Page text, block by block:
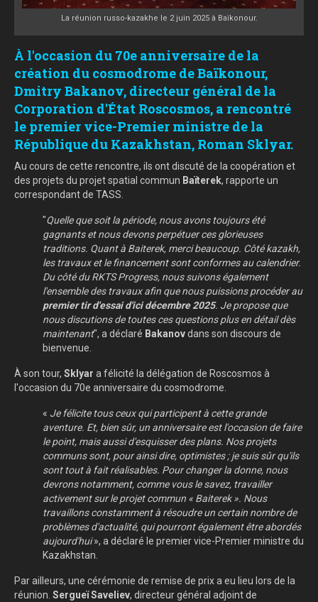
La réunion russo-kazakhe le 2 juin 2025 à Baïkonour.
À l'occasion du 70e anniversaire de la
création du cosmodrome de Baïkonour,
Dmitry Bakanov, directeur général de la
Corporation d'État Roscosmos, a rencontré
le premier vice-Premier ministre de la
République du Kazakhstan, Roman Sklyar.
Au cours de cette rencontre, ils ont discuté de la coopération et
des projets du projet spatial commun Baïterek, rapporte un
correspondant de TASS.
"Quelle que soit la période, nous avons toujours été
gagnants et nous devons perpétuer ces glorieuses
traditions. Quant à Baiterek, merci beaucoup. Côté kazakh,
les travaux et le financement sont conformes au calendrier.
Du côté du RKTS Progress, nous suivons également
l'ensemble des travaux afin que nous puissions procéder au
premier tir d'essai d'ici décembre 2025. Je propose que
nous discutions de toutes ces questions plus en détail dès
maintenant", a déclaré Bakanovdans son discours de
bienvenue.
À son tour, Sklyar a félicité la délégation de Roscosmos à
l'occasion du 70e anniversaire du cosmodrome.
« Je félicite tous ceux qui participent à cette grande
aventure. Et, bien sûr, un anniversaire est l'occasion de faire
le point, mais aussi d'esquisser des plans. Nos projets
communs sont, pour ainsi dire, optimistes ; je suis sûr qu'ils
sont tout à fait réalisables. Pour changer la donne, nous
devrons notamment, comme vous le savez, travailler
activement sur le projet commun « Baiterek ». Nous
travaillons constamment à résoudre un certain nombre de
problèmes d'actualité, qui pourront également être abordés
aujourd'hui», a déclaré le premier vice-Premier ministre du
Kazakhstan.
Par ailleurs, une cérémonie de remise de prix a eu lieu lors de la
réunion. Sergueï Saveliev, directeur général adjoint de